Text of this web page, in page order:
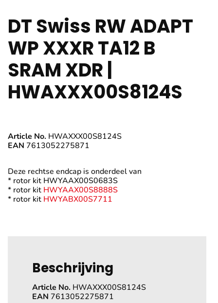
DT Swiss RW ADAPT
WP XXXR TA12 B
SRAM XDR |
HWAXXX00S8124S
Article No. HWAXXX00S8124S
EAN 7613052275871
Deze rechtse endcap is onderdeel van
* rotor kit HWYAAX00S0683S
* rotor kit HWYAAX00S8888S
* rotor kit HWYABX00S7711
Beschrijving
Article No. HWAXXX00S8124S
EAN 7613052275871